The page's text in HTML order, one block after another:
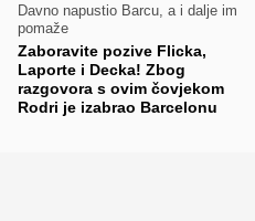
Davno napustio Barcu, a i dalje im
pomaže
Zaboravite pozive Flicka,
Laporte i Decka! Zbog
razgovora s ovim čovjekom
Rodri je izabrao Barcelonu